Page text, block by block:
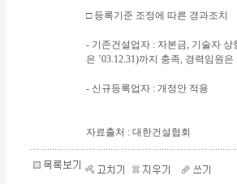
□ 등록기준 조정에 따른 경과조치
- 기존건설업자 : 자본금, 기술자 상
은 ’03.12.31)까지 충족, 경력임원
- 신규등록업자 : 개정안 적용
자료출처 : 대한건설협회